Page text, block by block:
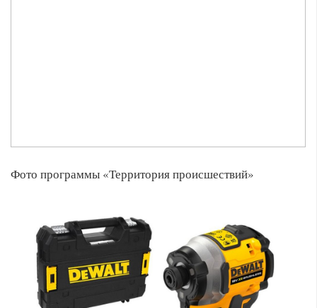
Фото программы «Территория происшествий»